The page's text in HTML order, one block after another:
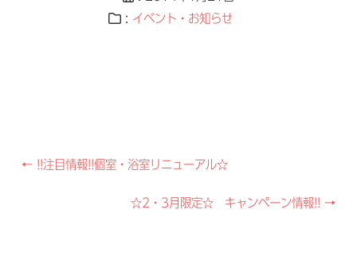
: イベント・お知らせ
Post
←!!注目情報!!個室・浴室リニューアル☆
☆2・3月限定☆ キャンペーン情報!! →